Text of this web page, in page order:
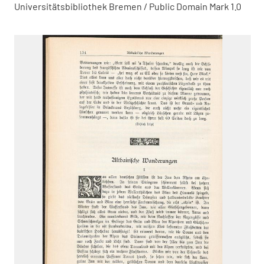
Universitätsbibliothek Bremen / Public Domain Mark 1.0